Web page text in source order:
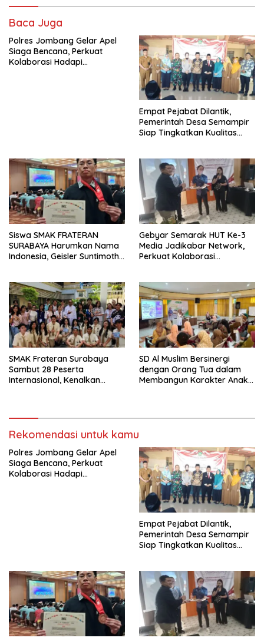
Baca Juga
Polres Jombang Gelar Apel
Siaga Bencana, Perkuat
Kolaborasi Hadapi
Empat Pejabat Dilantik,
Pemerintah Desa Semampir
Siap Tingkatkan Kualitas
Siswa SMAK FRATERAN
SURABAYA Harumkan Nama
Indonesia, Geisler Suntimothy
Gebyar Semarak HUT Ke-3
Media Jadikabar Network,
Perkuat Kolaborasi
Pariwisata Kota Malang
SMAK Frateran Surabaya
Sambut 28 Peserta
Internasional, Kenalkan
SD Al Muslim Bersinergi
dengan Orang Tua dalam
Membangun Karakter Anak
Rekomendasi untuk kamu
Polres Jombang Gelar Apel
Siaga Bencana, Perkuat
Kolaborasi Hadapi
Empat Pejabat Dilantik,
Pemerintah Desa Semampir
Siap Tingkatkan Kualitas